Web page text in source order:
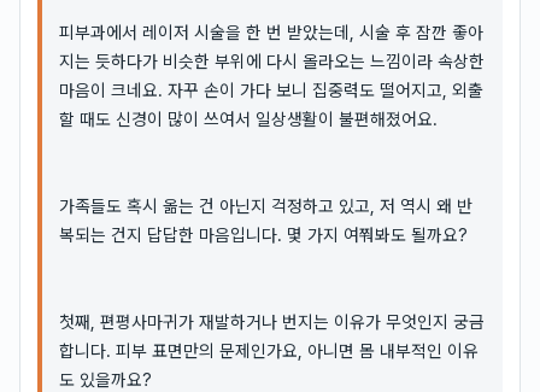
피부과에서 레이저 시술을 한 번 받았는데, 시술 후 잠깐 좋아
지는 듯하다가 비슷한 부위에 다시 올라오는 느낌이라 속상한
마음이 크네요. 자꾸 손이 가다 보니 집중력도 떨어지고, 외출
할 때도 신경이 많이 쓰여서 일상생활이 불편해졌어요.
가족들도 혹시 옮는 건 아닌지 걱정하고 있고, 저 역시 왜 반
복되는 건지 답답한 마음입니다. 몇 가지 여쭤봐도 될까요?
첫째, 편평사마귀가 재발하거나 번지는 이유가 무엇인지 궁금
합니다. 피부 표면만의 문제인가요, 아니면 몸 내부적인 이유
도 있을까요?